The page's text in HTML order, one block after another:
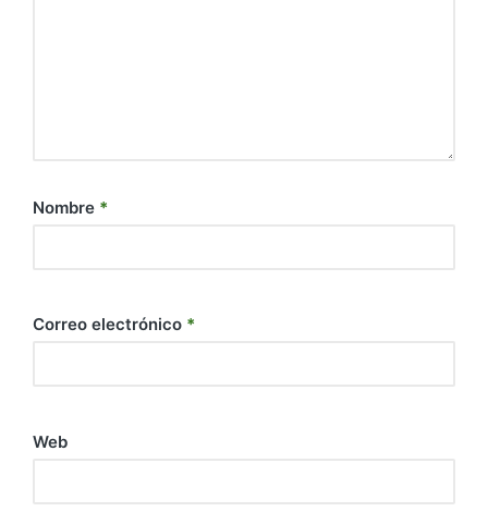
Nombre *
Correo electrónico *
Web